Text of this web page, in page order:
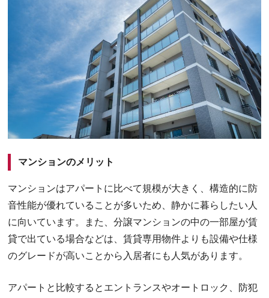
マンションのメリット
マンションはアパートに比べて規模が大きく、構造的に防
音性能が優れていることが多いため、静かに暮らしたい人
に向いています。また、分譲マンションの中の一部屋が賃
貸で出ている場合などは、賃貸専用物件よりも設備や仕様
のグレードが高いことから入居者にも人気があります。
アパートと比較するとエントランスやオートロック、防犯